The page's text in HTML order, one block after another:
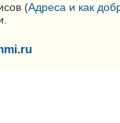
(Адреса и как